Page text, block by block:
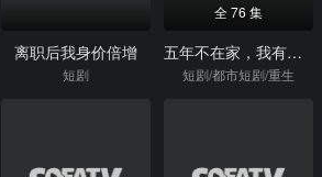
离职后我身价倍增
短剧
全 76 集
五年不在家，我有了3个小宝宝
短剧/都市短剧/重生